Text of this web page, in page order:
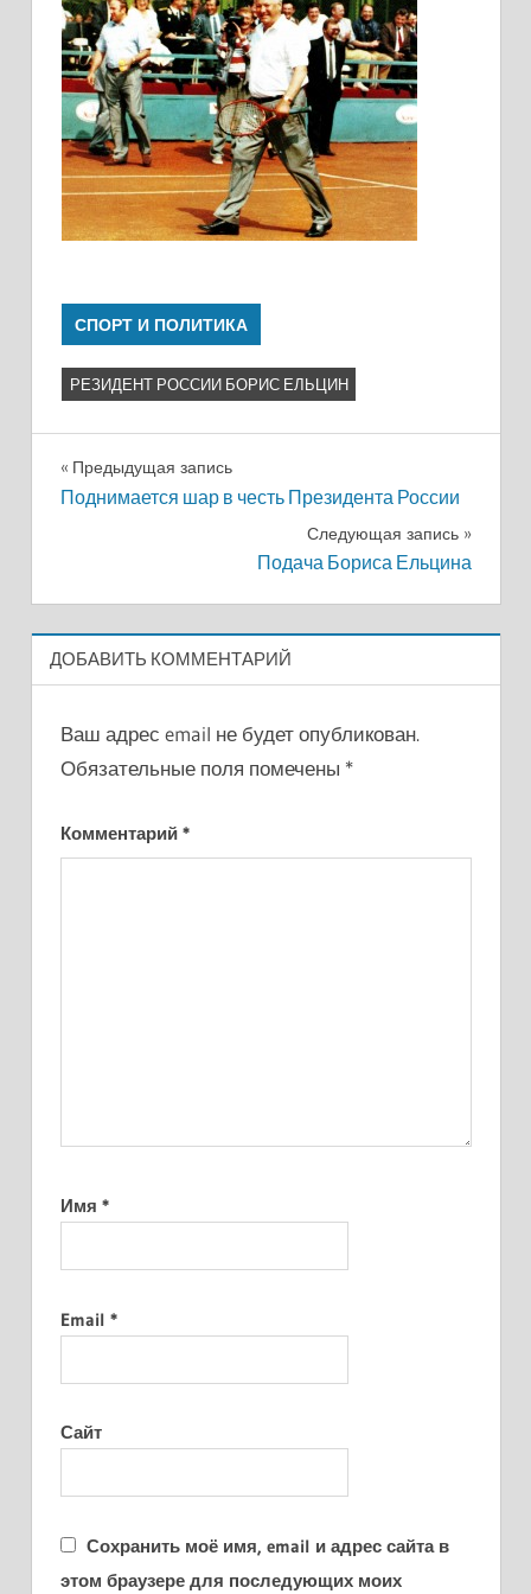
СПОРТ И ПОЛИТИКА
РЕЗИДЕНТ РОССИИ БОРИС ЕЛЬЦИН
Навигация
по
Предыдущая запись
Поднимается шар в честь Президента России
Следующая запись
Подача Бориса Ельцина
ДОБАВИТЬ КОММЕНТАРИЙ
Ваш адрес email не будет опубликован.
Обязательные поля помечены *
Комментарий *
Имя *
Email *
Сайт
Сохранить моё имя, email и адрес сайта в
этом браузере для последующих моих